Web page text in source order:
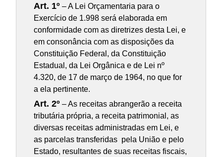
Art. 1º – A Lei Orçamentaria para o
Exercício de 1.998 será elaborada em
conformidade com as diretrizes desta Lei, e
em consonância com as disposições da
Constituição Federal, da Constituição
Estadual, da Lei Orgânica e de Lei nº
4.320, de 17 de março de 1964, no que for
a ela pertinente.
Art. 2º – As receitas abrangerão a receita
tributária própria, a receita patrimonial, as
diversas receitas administradas em Lei, e
as parcelas transferidas pela União e pelo
Estado, resultantes de suas receitas fiscais,